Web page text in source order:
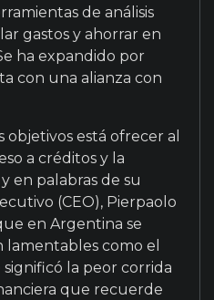
de análisis
gastos y ahorrar en
ha expandido por
con una alianza con
está ofrecer al
a créditos y la
en palabras de su
(CEO), Pierpaolo
en Argentina se
lamentables como el
significó la peor corrida
que recuerde